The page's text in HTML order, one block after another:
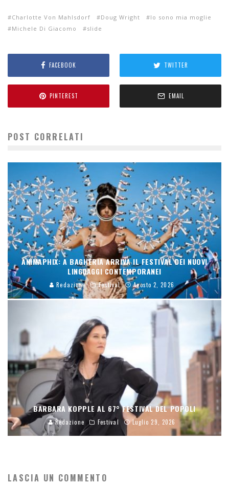
Charlotte Von Mahlsdorf Doug Wright
Io sono mia moglie
Michele Di Giacomo
slide
FACEBOOK TWITTER
PINTEREST EMAIL
POST CORRELATI
ANIMAPHIX: A BAGHERIA ARRIVA IL FESTIVAL DEI NUOVI
LINGUAGGI CONTEMPORANEI
Redazione Festival Agosto 2, 2026
BARBARA KOPPLE AL 67° FESTIVAL DEL POPOLI
Redazione Festival Luglio 29, 2026
LASCIA UN COMMENTO